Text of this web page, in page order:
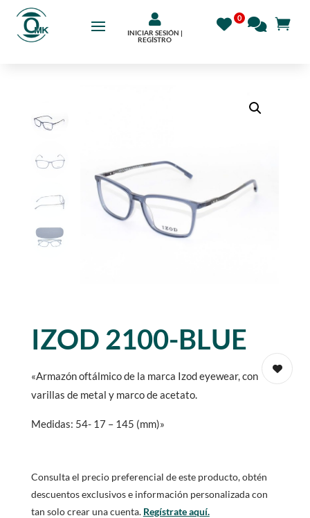

INICIAR SESIÓN |
REGÍSTRO
IZOD 2100-BLUE
«Armazón oftálmico de la marca Izod eyewear, con
varillas de metal y marco de acetato.
Medidas: 54- 17 – 145 (mm)»
Consulta el precio preferencial de este producto, obtén
descuentos exclusivos e información personalizada con
tan solo crear una cuenta. Regístrate aquí.